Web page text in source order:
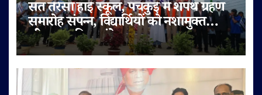
संत तेरेसा हाई स्कूल, पंचकुई में शपथ ग्रहण
समारोह संपन्न, विद्यार्थियों को नशामुक्त
जीवन का दिया संदेश